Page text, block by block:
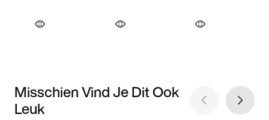
Misschien Vind Je Dit Ook
Leuk